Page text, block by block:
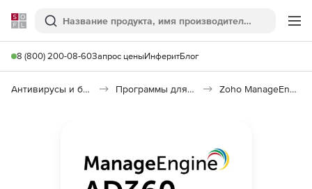
Softline
Поиск
8 (800) 200-08-60Запрос ценыИнферитБлог
Антивирусы и безопасность Программы для защиты информации Zoho ManageEngine AD360 AD Auditing